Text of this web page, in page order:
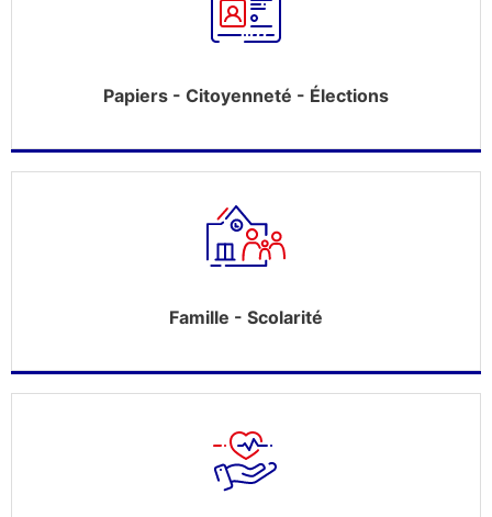
Papiers - Citoyenneté - Élections
Famille - Scolarité